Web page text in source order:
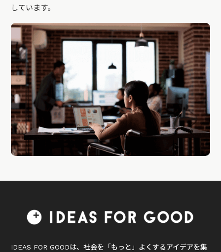
しています。
IDEAS FOR GOODは、社会を「もっと」よくするアイデアを集